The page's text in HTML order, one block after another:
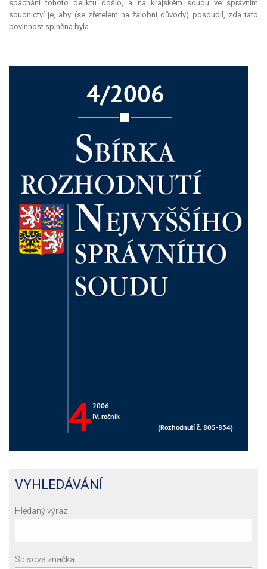
spáchání tohoto deliktu došlo, a na krajském soudu ve správním
soudnictví je, aby (se zřetelem na žalobní důvody) posoudil, zda tato
povinnost splněna byla.
VYHLEDÁVÁNÍ
Hledaný výraz
Spisová značka